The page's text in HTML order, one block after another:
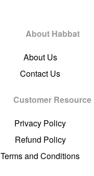
About Habbat
About Us
Contact Us
Customer Resource
Privacy Policy
Refund Policy
Terms and Conditions